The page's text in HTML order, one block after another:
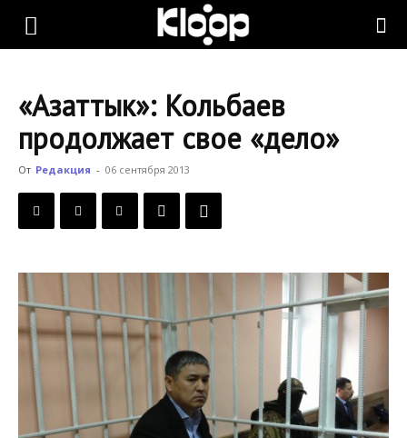
KLOOP.KG
Новости
«Азаттык»: Кольбаев
продолжает свое «дело»
От Редакция - 06 сентября 2013